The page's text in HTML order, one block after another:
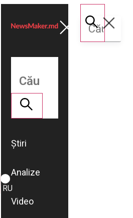
ROMÂNĂ
RU
Știri
Analize
Video